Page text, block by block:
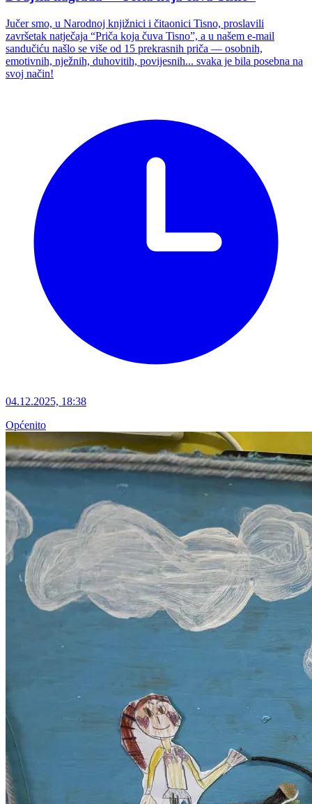
Jučer smo, u Narodnoj knjižnici i čitaonici Tisno, proslavili
završetak natječaja “Priča koja čuva Tisno”, a u našem e-mail
sandučiću našlo se više od 15 prekrasnih priča — osobnih,
emotivnih, nježnih, duhovitih, povijesnih... svaka je bila posebna na
svoj način!
04.12.2025, 18:38
Općenito